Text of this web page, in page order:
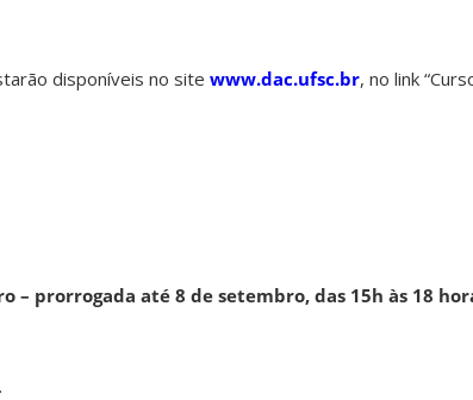
disponíveis no site www.dac.ufsc.br, no link
– prorrogada até 8 de setembro, das 15h às 18